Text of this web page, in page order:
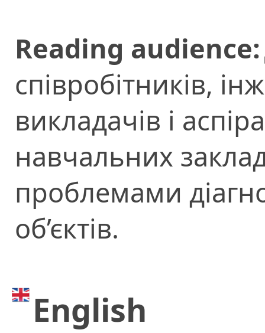
Reading audience:
співробітників,
викладачів і
навчальних
проблемами
об’єктів.
English